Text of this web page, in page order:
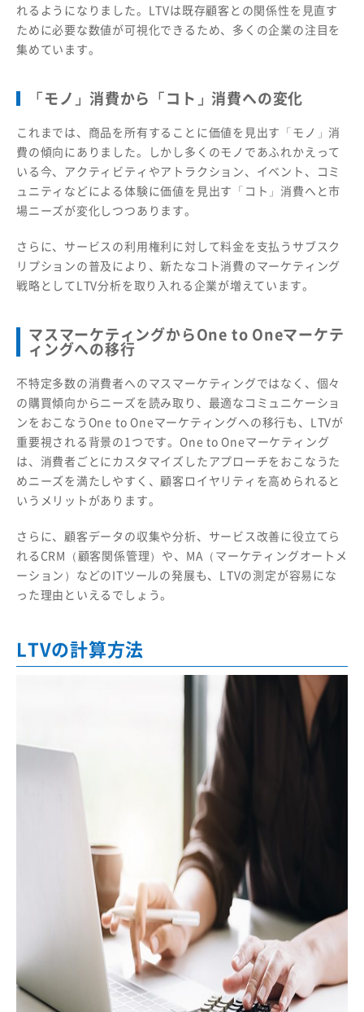
れるようになりました。LTVは既存顧客との関係性を見直す
ために必要な数値が可視化できるため、多くの企業の注目を
集めています。
「モノ」消費から「コト」消費への変化
これまでは、商品を所有することに価値を見出す「モノ」消
費の傾向にありました。しかし多くのモノであふれかえって
いる今、アクティビティやアトラクション、イベント、コミ
ュニティなどによる体験に価値を見出す「コト」消費へと市
場ニーズが変化しつつあります。
さらに、サービスの利用権利に対して料金を支払うサブスク
リプションの普及により、新たなコト消費のマーケティング
戦略としてLTV分析を取り入れる企業が増えています。
マスマーケティングからOne to Oneマーケテ
ィングへの移行
不特定多数の消費者へのマスマーケティングではなく、個々
の購買傾向からニーズを読み取り、最適なコミュニケーショ
ンをおこなうOne to Oneマーケティングへの移行も、LTVが
重要視される背景の1つです。One to Oneマーケティング
は、消費者ごとにカスタマイズしたアプローチをおこなうた
めニーズを満たしやすく、顧客ロイヤリティを高められると
いうメリットがあります。
さらに、顧客データの収集や分析、サービス改善に役立てら
れるCRM（顧客関係管理）や、MA（マーケティングオートメ
ーション）などのITツールの発展も、LTVの測定が容易にな
った理由といえるでしょう。
LTVの計算方法